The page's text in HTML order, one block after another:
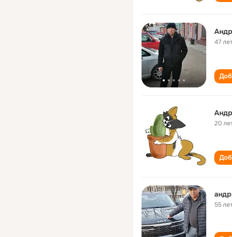
47
20
55